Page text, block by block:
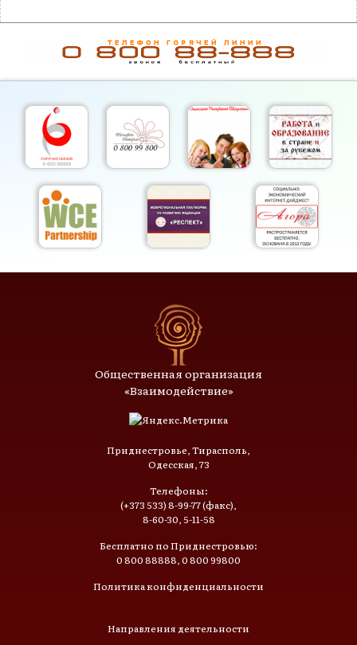
Общественная организация
«Взаимодействие»
Приднестровье, Тирасполь,
Одесская, 73
Телефоны:
(+373 533) 8-99-77 (факс),
8-60-30, 5-11-58
Бесплатно по Приднестровью:
0 800 88888, 0 800 99800
Политика конфиденциальности
Направления деятельности